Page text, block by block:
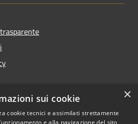
×
sui cookie
cookie tecnici e assimilati strettamente
e alla navigazione del sito,